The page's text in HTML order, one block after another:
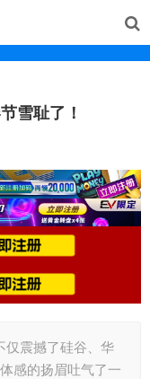
雪耻了！
仅震撼了硅谷、华
感的扬眉吐气了一